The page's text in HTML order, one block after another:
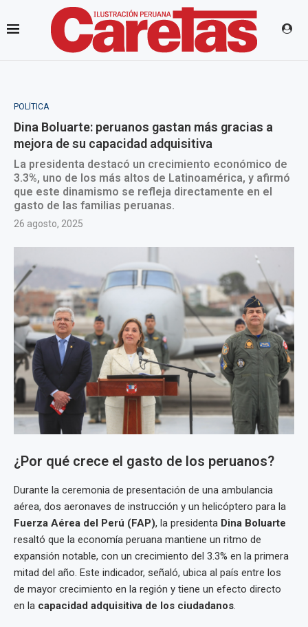
POLÍTICA
Dina Boluarte: peruanos gastan más gracias a
mejora de su capacidad adquisitiva
La presidenta destacó un crecimiento económico de
3.3%, uno de los más altos de Latinoamérica, y afirmó
que este dinamismo se refleja directamente en el
gasto de las familias peruanas.
26 agosto, 2025
¿Por qué crece el gasto de los peruanos?
Durante la ceremonia de presentación de una ambulancia
aérea, dos aeronaves de instrucción y un helicóptero para la
Fuerza Aérea del Perú (FAP), la presidenta Dina Boluarte
resaltó que la economía peruana mantiene un ritmo de
expansión notable, con un crecimiento del 3.3% en la primera
mitad del año. Este indicador, señaló, ubica al país entre los
de mayor crecimiento en la región y tiene un efecto directo
en la capacidad adquisitiva de los ciudadanos.